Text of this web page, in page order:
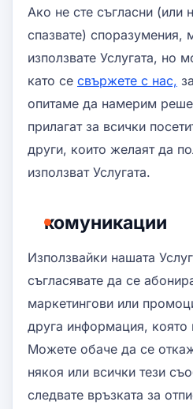
Ако не сте съгласни (или
спазвате) споразумения,
използвате Услугата, но
като се свържете с нас,
опитаме да намерим
прилагат за всички
други, които желаят да
използват Услугата.
комуникации
Използвайки нашата
съгласявате да се
маркетингови или
друга информация,
Можете обаче да се
някоя или всички тези
следвате връзката за